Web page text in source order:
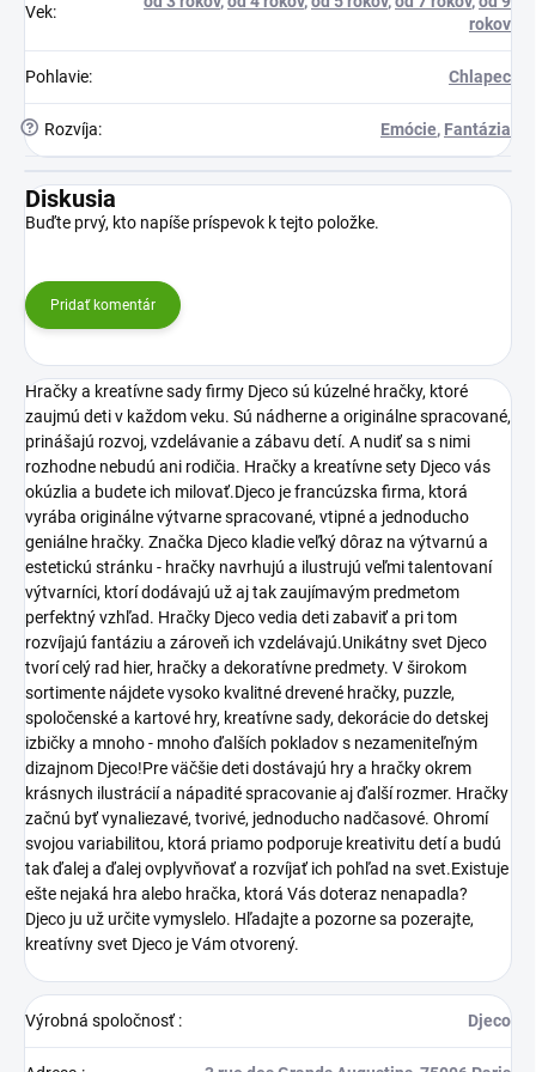
Vek:
rokov
Pohlavie: Chlapec
? Rozvíja: Emócie, Fantázia
Diskusia
Buďte prvý, kto napíše príspevok k tejto položke.
Pridať komentár
Hračky a kreatívne sady firmy Djeco sú kúzelné hračky, ktoré
zaujmú deti v každom veku. Sú nádherne a originálne spracované,
prinášajú rozvoj, vzdelávanie a zábavu detí. A nudiť sa s nimi
rozhodne nebudú ani rodičia. Hračky a kreatívne sety Djeco vás
okúzlia a budete ich milovať.Djeco je francúzska firma, ktorá
vyrába originálne výtvarne spracované, vtipné a jednoducho
geniálne hračky. Značka Djeco kladie veľký dôraz na výtvarnú a
estetickú stránku - hračky navrhujú a ilustrujú veľmi talentovaní
výtvarníci, ktorí dodávajú už aj tak zaujímavým predmetom
perfektný vzhľad. Hračky Djeco vedia deti zabaviť a pri tom
rozvíjajú fantáziu a zároveň ich vzdelávajú.Unikátny svet Djeco
tvorí celý rad hier, hračky a dekoratívne predmety. V širokom
sortimente nájdete vysoko kvalitné drevené hračky, puzzle,
spoločenské a kartové hry, kreatívne sady, dekorácie do detskej
izbičky a mnoho - mnoho ďalších pokladov s nezameniteľným
dizajnom Djeco!Pre väčšie deti dostávajú hry a hračky okrem
krásnych ilustrácií a nápadité spracovanie aj ďalší rozmer. Hračky
začnú byť vynaliezavé, tvorivé, jednoducho nadčasové. Ohromí
svojou variabilitou, ktorá priamo podporuje kreativitu detí a budú
tak ďalej a ďalej ovplyvňovať a rozvíjať ich pohľad na svet.Existuje
ešte nejaká hra alebo hračka, ktorá Vás doteraz nenapadla?
Djeco ju už určite vymyslelo. Hľadajte a pozorne sa pozerajte,
kreatívny svet Djeco je Vám otvorený.
Výrobná spoločnosť: Djeco